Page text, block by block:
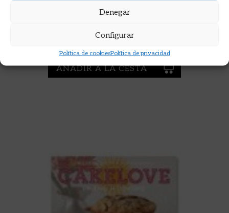
Denegar
Configurar
Política de cookiesPolítica de privacidad
POSTRES DE ESPAÑA Y DE
UCHA-UCHA, CARLES ALBERT
AÑADIR A LA CESTA